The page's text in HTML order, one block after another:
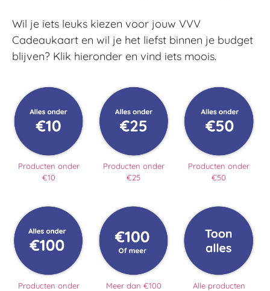
Wil je iets leuks kiezen voor jouw VVV
Cadeaukaart en wil je het liefst binnen je budget
blijven? Klik hieronder en vind iets moois.
Producten onder
€10
Producten onder
€25
Producten onder
€50
Producten onder
Meer dan €100 Alle producten